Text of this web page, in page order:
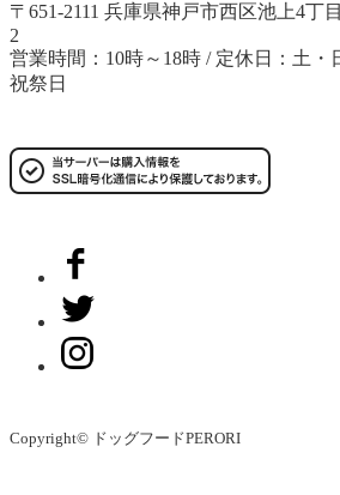
〒651-2111 兵庫県神戸市西区池上4丁
2
営業時間：10時～18時 / 定休日：土・
祝祭日
Copyright© ドッグフードPERORI